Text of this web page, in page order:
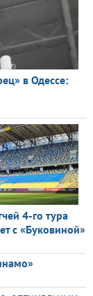
в Одессе:
4-го тура
с «Буковиной»